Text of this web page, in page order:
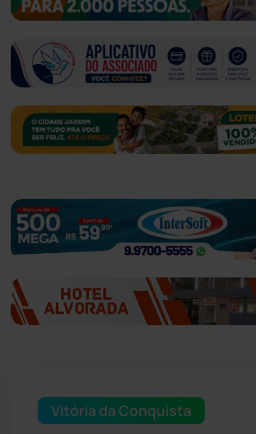
Vitória da Conquista